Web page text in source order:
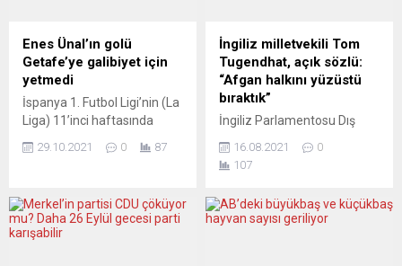
Enes Ünal’ın golü
Getafe’ye galibiyet için
yetmedi
İspanya 1. Futbol Ligi’nin (La
Liga) 11’inci haftasında
Granada ile 1-1 berabere
attığı golle ilk yarıyı 1-0 önde
tamamladı. Ay-yıldızlı
29.10.2021 0 87
İngiliz milletvekili Tom
Tugendhat, açık sözlü:
“Afgan halkını yüzüstü
bıraktık”
İngiliz Parlamentosu Dış
Tom Tugendhat,
Afganistan’dan askerlerin
İngiltere’nin 1956’daki
Süveyş Kanalı krizinden bu
16.08.2021
0
107